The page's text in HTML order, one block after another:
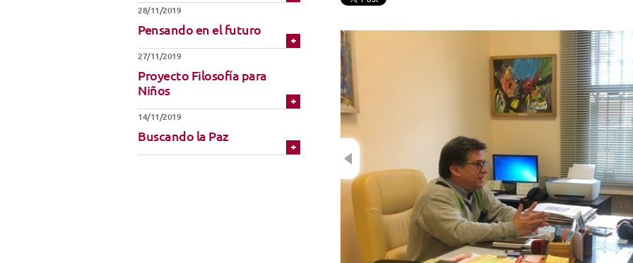
Uniforme
Técnicas de Iniciación
28/11/2019
Pensando en el futuro
27/11/2019
Proyecto Filosofía para
Niños
14/11/2019
Buscando la Paz